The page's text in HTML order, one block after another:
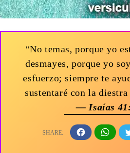
“No temas, porque yo
desmayes, porque yo
esfuerzo; siempre te
sustentaré con la
— Isaías